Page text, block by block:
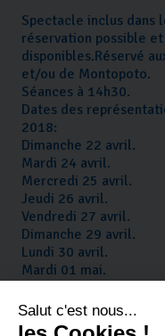
Spectacle inclus dans
réservation possible
disponibles.Réservé
et/ou de Montopoto.
Séances à 14h30.
Dates des
2018:
Dimanche 22 avril.
Mardi 24 avril.
Mercredi 25 avril.
Jeudi 26 avril.
Vendredi 27 avril.
Dimanche 29 avril.
Lundi 30 avril.
Mardi 01 mai.
Jeudi 03 mai.
Vendredi 04 mai.